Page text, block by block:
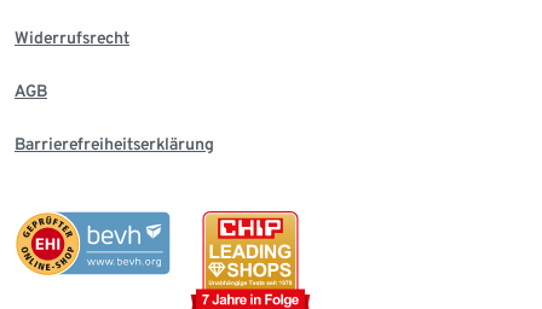
Widerrufsrecht
AGB
Barrierefreiheitserklärung